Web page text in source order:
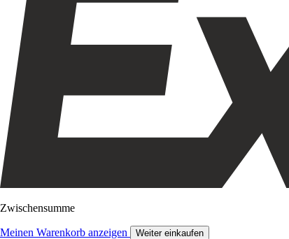
Zwischensumme
Meinen Warenkorb anzeigen Weiter einkaufen